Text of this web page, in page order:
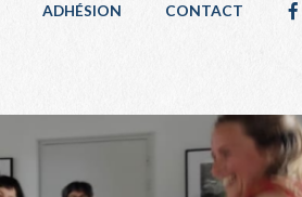
ADHÉSION CONTACT